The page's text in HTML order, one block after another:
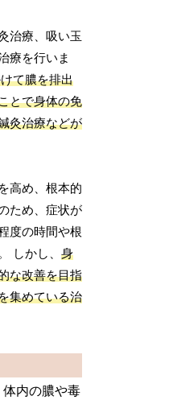
治療、吸い玉
療を行いま
て膿を排出
とで身体の免
灸治療などが
高め、根本的
ため、症状が
度の時間や根
しかし、身
な改善を目指
集めている治
内の膿や毒